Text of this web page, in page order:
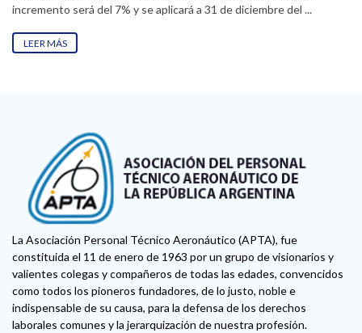
incremento será del 7% y se aplicará a 31 de diciembre del ...
LEER MÁS
La Asociación Personal Técnico Aeronáutico (APTA), fue
constituida el 11 de enero de 1963 por un grupo de visionarios y
valientes colegas y compañeros de todas las edades, convencidos
como todos los pioneros fundadores, de lo justo, noble e
indispensable de su causa, para la defensa de los derechos
laborales comunes y la jerarquización de nuestra profesión.